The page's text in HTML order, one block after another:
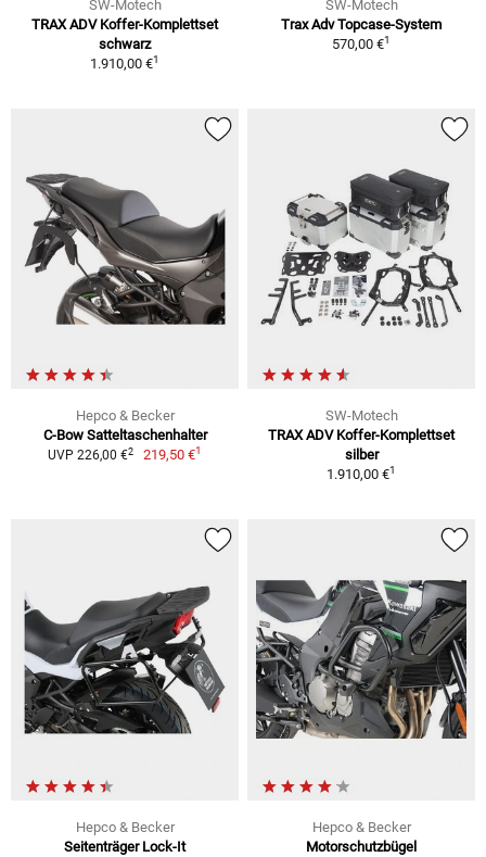
SW-Motech
TRAX ADV Koffer-Komplettset
schwarz
1.910,00 €1
SW-Motech
Trax Adv Topcase-System
570,00 €1
Hepco & Becker
C-Bow Satteltaschenhalter
UVP 226,00 €2 219,50 €1
SW-Motech
TRAX ADV Koffer-Komplettset
silber
1.910,00 €1
Hepco & Becker
Seitenträger Lock-It
Hepco & Becker
Motorschutzbügel